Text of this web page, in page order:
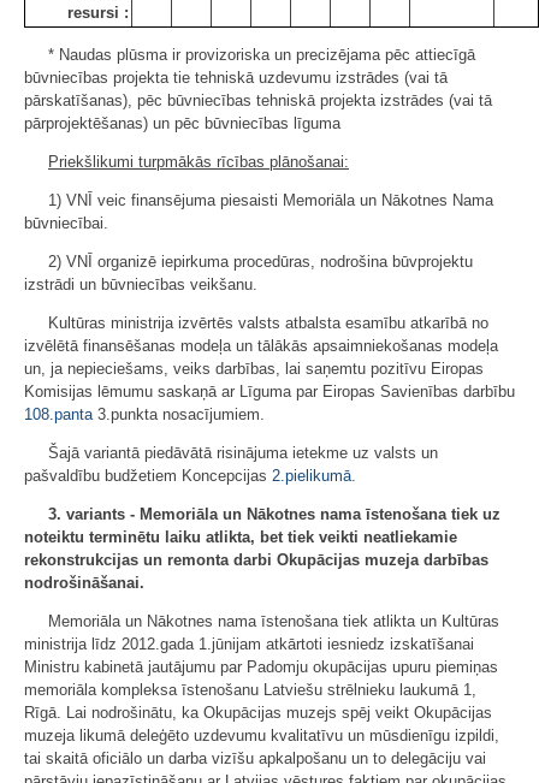
resursi :
* Naudas plūsma ir provizoriska un precizējama pēc attiecīgā
būvniecības projekta tie tehniskā uzdevumu izstrādes (vai tā
pārskatīšanas), pēc būvniecības tehniskā projekta izstrādes (vai tā
pārprojektēšanas) un pēc būvniecības līguma
Priekšlikumi turpmākās rīcības plānošanai:
1) VNĪ veic finansējuma piesaisti Memoriāla un Nākotnes Nama
būvniecībai.
2) VNĪ organizē iepirkuma procedūras, nodrošina būvprojektu
izstrādi un būvniecības veikšanu.
Kultūras ministrija izvērtēs valsts atbalsta esamību atkarībā no
izvēlētā finansēšanas modeļa un tālākās apsaimniekošanas modeļa
un, ja nepieciešams, veiks darbības, lai saņemtu pozitīvu Eiropas
Komisijas lēmumu saskaņā ar Līguma par Eiropas Savienības darbību
108.panta 3.punkta nosacījumiem.
Šajā variantā piedāvātā risinājuma ietekme uz valsts un
pašvaldību budžetiem Koncepcijas 2.pielikumā
3. variants - Memoriāla un Nākotnes nama īstenošana tiek uz
noteiktu terminētu laiku atlikta, bet tiek veikti neatliekamie
rekonstrukcijas un remonta darbi Okupācijas muzeja darbības
nodrošināšanai.
Memoriāla un Nākotnes nama īstenošana tiek atlikta un Kultūras
ministrija līdz 2012.gada 1.jūnijam atkārtoti iesniedz izskatīšanai
Ministru kabinetā jautājumu par Padomju okupācijas upuru piemiņas
memoriāla kompleksa īstenošanu Latviešu strēlnieku laukumā 1,
Rīgā. Lai nodrošinātu, ka Okupācijas muzejs spēj veikt Okupācijas
muzeja likumā deleģēto uzdevumu kvalitatīvu un mūsdienīgu izpildi,
tai skaitā oficiālo un darba vizīšu apkalpošanu un to delegāciju vai